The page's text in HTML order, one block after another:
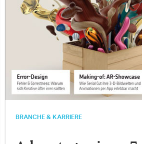
BRANCHE & KARRIERE